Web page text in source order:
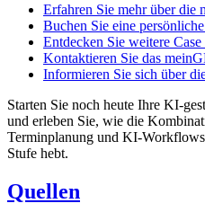
Erfahren Sie mehr über die
Buchen Sie eine
Entdecken Sie weitere Case
Kontaktieren Sie das
Informieren Sie sich über
Starten Sie noch heute Ihre KI-
und erleben Sie, wie die
Terminplanung und KI-
Stufe hebt.
Quellen